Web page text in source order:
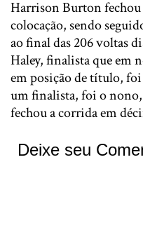
Harrison Burton fechou
colocação, sendo
ao final das 206 voltas
Haley, finalista que em
em posição de título,
um finalista, foi o
fechou a corrida em
Deixe seu